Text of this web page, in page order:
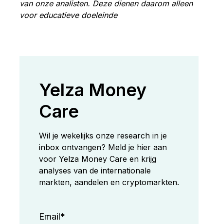
van onze analisten. Deze dienen daarom alleen
voor educatieve doeleinde
Yelza Money
Care
Wil je wekelijks onze research in je
inbox ontvangen? Meld je hier aan
voor Yelza Money Care en krijg
analyses van de internationale
markten, aandelen en cryptomarkten.
Email*